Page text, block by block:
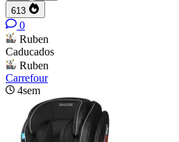
613
0
Ruben
Caducados
Ruben
Carrefour
4sem